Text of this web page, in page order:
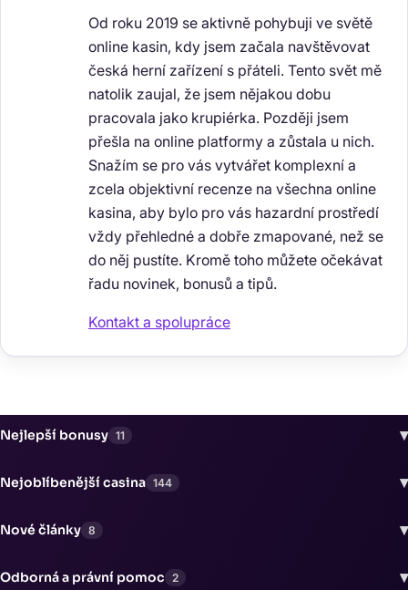
Od roku 2019 se aktivně pohybuji ve světě
online kasin, kdy jsem začala navštěvovat
česká herní zařízení s přáteli. Tento svět mě
natolik zaujal, že jsem nějakou dobu
pracovala jako krupiérka. Později jsem
přešla na online platformy a zůstala u nich.
Snažím se pro vás vytvářet komplexní a
zcela objektivní recenze na všechna online
kasina, aby bylo pro vás hazardní prostředí
vždy přehledné a dobře zmapované, než se
do něj pustíte. Kromě toho můžete očekávat
řadu novinek, bonusů a tipů.
Kontakt a spolupráce
Nejlepší bonusy 11 ▾
Nejoblíbenější casina 144 ▾
Nové články 8 ▾
Odborná a právní pomoc 2
▾